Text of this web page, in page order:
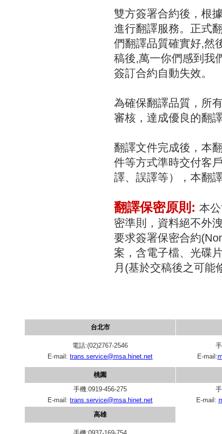
雙方簽署合約後，根
進行翻譯服務。正式
們翻譯品質確實好,然
稿後,萬一你們感到我
簽訂合約自動失效。
為確保翻譯品質，所
審核，達成優良的翻
翻譯文件完成後，本
件等方式準時交付客
譯、誤譯等），本翻
翻譯保密原則: 本
密準則，資料絕不外
要求簽署保密合約
案，含電子檔、光碟
月(基於交稿後之可能
台北市
電話:(02)2767-2546
E-mail: trans.service@msa.hinet.net
E-mail:
桃園
手機:0919-456-275
E-mail: trans.service@msa.hinet.net
E-mail:
高雄